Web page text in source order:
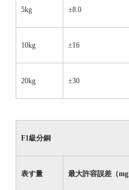
5kg ±8.0
10kg ±16
20kg ±30
F1級分銅
表す量 最大許容誤差（mg